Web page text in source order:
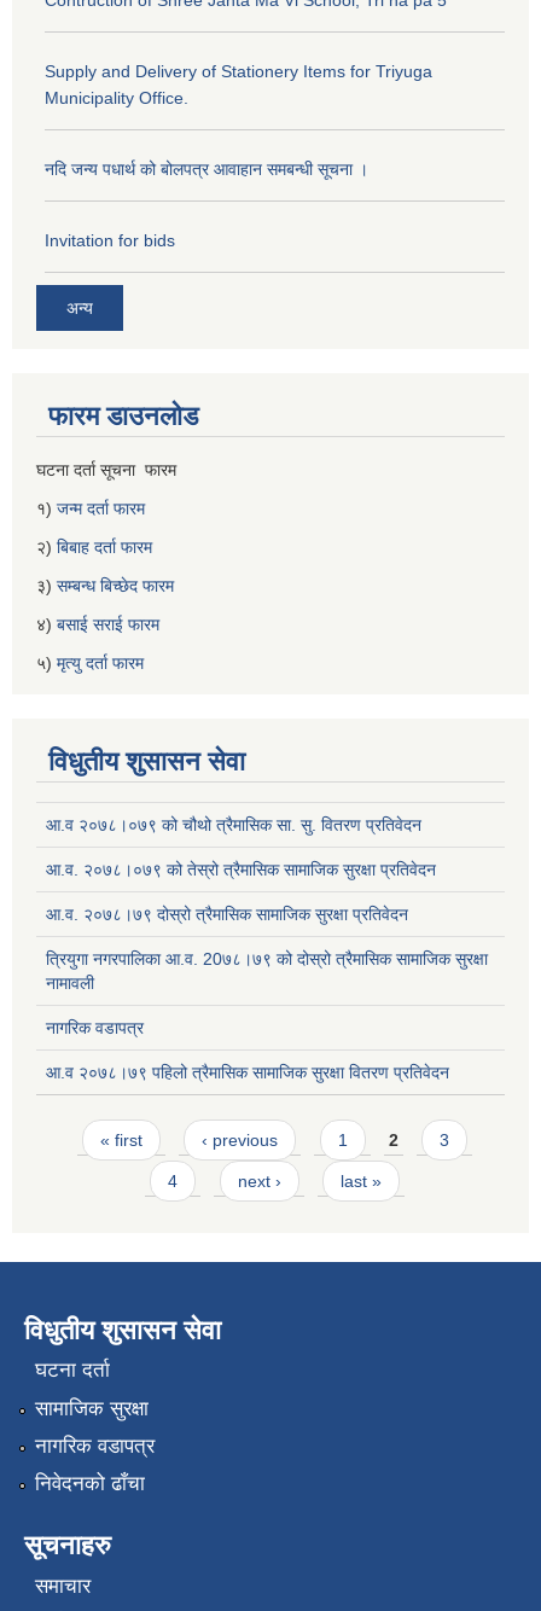
Supply and Delivery of Stationery Items for Triyuga
Municipality Office.
नदि जन्य पधार्थ को बोलपत्र आवाहान समबन्धी सूचना ।
Invitation for bids
अन्य
फारम डाउनलोड
घटना दर्ता सूचना फारम
१) जन्म दर्ता फारम
२) बिबाह दर्ता फारम
३) सम्बन्ध बिच्छेद फारम
४) बसाई सराई फारम
५) मृत्यु दर्ता फारम
विधुतीय शुसासन सेवा
आ.व २०७८।०७९ को चौथो त्रैमासिक सा. सु. वितरण प्रतिवेदन
आ.व. २०७८।०७९ को तेस्रो त्रैमासिक सामाजिक सुरक्षा प्रतिवेदन
आ.व. २०७८।७९ दोस्रो त्रैमासिक सामाजिक सुरक्षा प्रतिवेदन
त्रियुगा नगरपालिका आ.व. 20७८।७९ को दोस्रो त्रैमासिक सामाजिक सुरक्षा
नामावली
नागरिक वडापत्र
आ.व २०७८।७९ पहिलो त्रैमासिक सामाजिक सुरक्षा वितरण प्रतिवेदन
Pages
« first ‹ previous 1 2 3
4 next › last »
विधुतीय शुसासन सेवा
घटना दर्ता
सामाजिक सुरक्षा
नागरिक वडापत्र
निवेदनको ढाँचा
सूचनाहरु
समाचार